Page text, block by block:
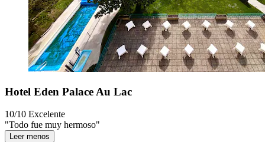
Hotel Eden Palace Au Lac
10/10 Excelente
"Todo fue muy hermoso"
Leer menos